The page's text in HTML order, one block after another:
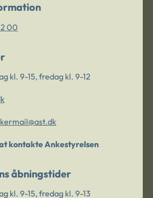
00
kl. 9-15, fredag kl. 9-12
kontakte Ankestyrelsen
åbningstider
kl. 9-15, fredag kl. 9-13